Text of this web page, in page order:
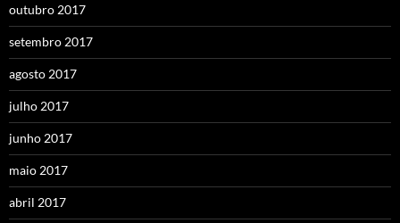
outubro 2017
setembro 2017
agosto 2017
julho 2017
junho 2017
maio 2017
abril 2017